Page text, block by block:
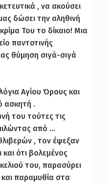
, να ακούσει
δώσει την αληθινή
Του το δίκαιο! Μια
παντοτινής
θύμηση σιγά-σιγά
Αγίου Όρους και
ασκητή .
του τούτες τις
από …
, τον έψεξαν
ότι βολεμένος
του, παρασύρει
παραμυθία στα